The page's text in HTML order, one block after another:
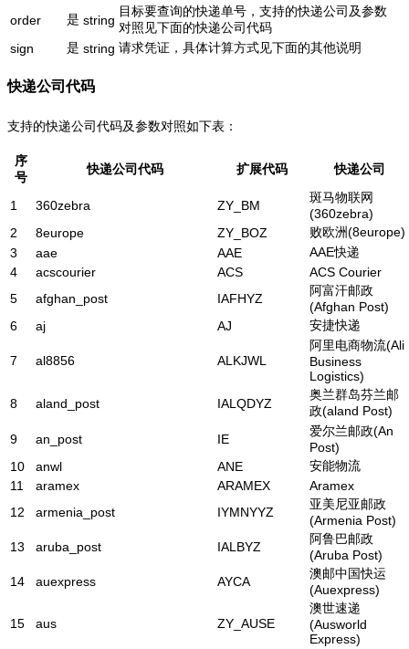
order
是 string
目标要查询的快递单号，支持的快递公司及参数
对照见下面的快递公司代码
sign
是 string 请求凭证，具体计算方式见下面的其他说明
快递公司代码
支持的快递公司代码及参数对照如下表：
序
号
快递公司代码 扩展代码 快递公司
1 360zebra ZY_BM
斑马物联网
(360zebra)
2
8europe ZY_BOZ
败欧洲(8europe)
3
aae AAE
AAE快递
4
acscourier ACS
ACS Courier
5
afghan_post IAFHYZ
阿富汗邮政
(Afghan Post)
6
aj AJ 安捷快递
7 al8856 ALKJWL
阿里电商物流(Ali
Business
Logistics)
8
aland_post IALQDYZ
奥兰群岛芬兰邮
政(aland Post)
9
an_post IE
爱尔兰邮政(An
Post)
10
anwl ANE
安能物流
11
aramex ARAMEX
Aramex
12
armenia_post IYMNYYZ
亚美尼亚邮政
(Armenia Post)
13
aruba_post IALBYZ
阿鲁巴邮政
(Aruba Post)
14
auexpress AYCA
澳邮中国快运
(Auexpress)
15 aus ZY_AUSE
澳世速递
(Ausworld
Express)